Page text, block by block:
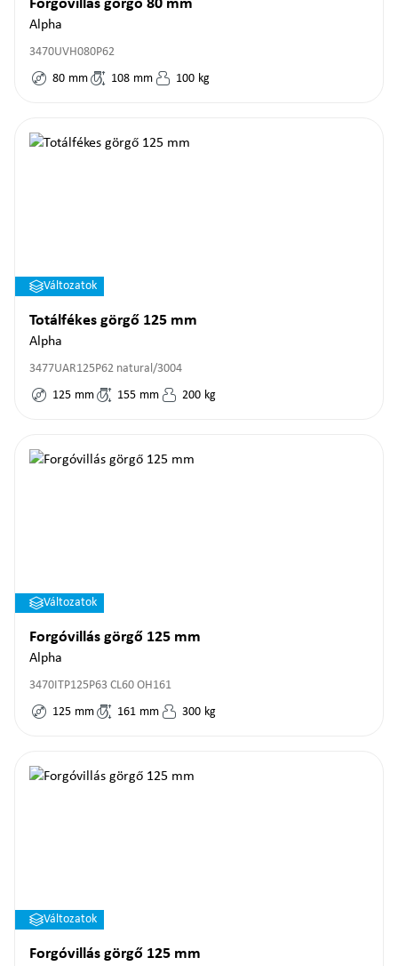
Forgóvillás görgő 80 mm
Alpha
3470UVH080P62
80 mm 108 mm 100 kg
Változatok
Totálfékes görgő 125 mm
Alpha
3477UAR125P62 natural/3004
125 mm 155 mm 200 kg
Változatok
Forgóvillás görgő 125 mm
Alpha
3470ITP125P63 CL60 OH161
125 mm 161 mm 300 kg
Változatok
Forgóvillás görgő 125 mm